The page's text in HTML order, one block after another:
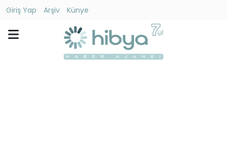
Giriş Yap Arşiv
Künye